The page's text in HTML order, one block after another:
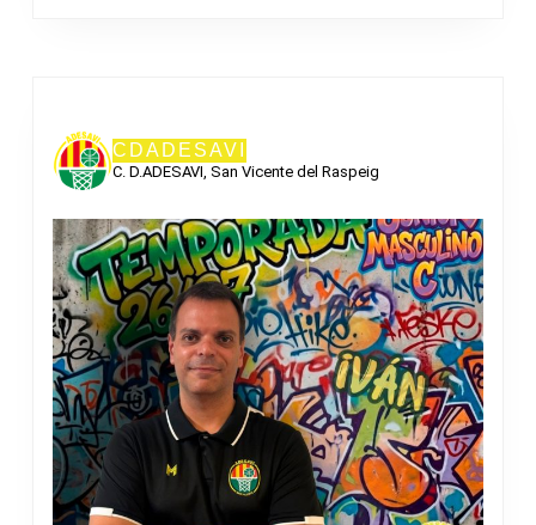
CDADESAVI
C. D.ADESAVI, San Vicente del Raspeig